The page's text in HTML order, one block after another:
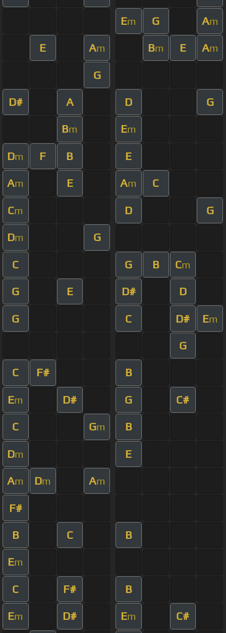
Em G Am
E Am Bm E Am
G
D# A D G
Bm Em
Dm F B E
Am E Am C
Cm D G
Dm G
C G B Cm
G E D# D
G C D# Em
G
C F# B
Em D# G C#
C Gm B
Dm E
Am Dm Am
F#
B C B
Em
C F# B
Em D# Em C#